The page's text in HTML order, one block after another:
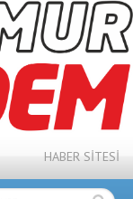
HABER SİTESİ